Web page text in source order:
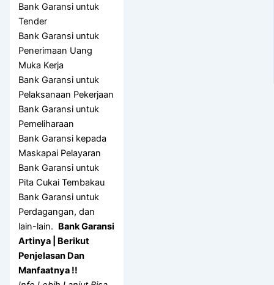
Bank Garansi untuk
Tender
Bank Garansi untuk
Penerimaan Uang
Muka Kerja
Bank Garansi untuk
Pelaksanaan Pekerjaan
Bank Garansi untuk
Pemeliharaan
Bank Garansi kepada
Maskapai Pelayaran
Bank Garansi untuk
Pita Cukai Tembakau
Bank Garansi untuk
Perdagangan, dan
lain-lain. Bank Garansi
Artinya | Berikut
Penjelasan Dan
Manfaatnya !!